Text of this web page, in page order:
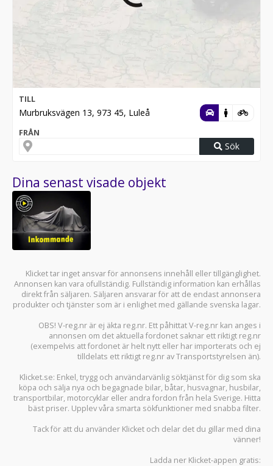
TILL
Murbruksvägen 13, 973 45, Luleå
FRÅN
Sök
Dina senast visade objekt
Klicket tar inget ansvar för annonsens innehåll eller tillgänglighet.
Annonsen kan vara ofullständig. Fullständig information kan erhållas
direkt från säljaren. Säljaren ansvarar för att de endast annonsera
produkter och tjänster som är i enlighet med gällande svenska lagar.
OBS! V-reg.nr är ej äkta reg.nr. Ett påhittat V-reg.nr kan anges i
annonsen om det aktuella fordonet saknar ett riktigt reg.nr
(exempelvis att fordonet är helt nytt eller har importerats och ej
tilldelats ett riktigt reg.nr av Transportstyrelsen än).
Klicket.se: Enkel, trygg och användarvänlig söktjänst för dig som ska
köpa och sälja nya och begagnade bilar, båtar, husvagnar, husbilar,
transportbilar, motorcyklar eller andra fordon från hela Sverige. Hitta
bäst priser. Upplev våra smarta sökfunktioner med snabba filter.
Tack för att du använder Klicket och delar det du gillar med dina
vänner!
Ladda ner Klicket-appen gratis: